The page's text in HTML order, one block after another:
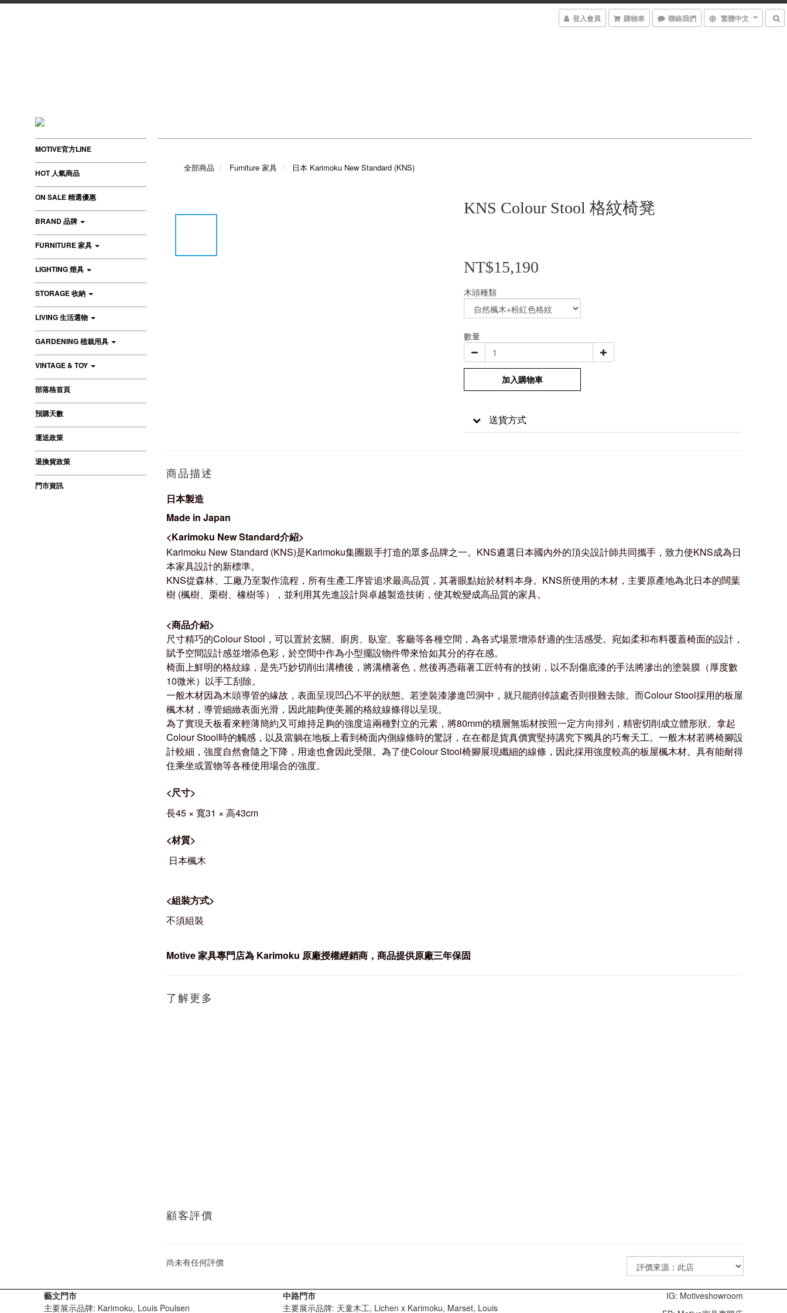
登入會員 購物車 聯絡我們 繁體中文
MOTIVE官方LINE
HOT 人氣商品
ON SALE 精選優惠
BRAND 品牌
FURNITURE 家具
LIGHTING 燈具
STORAGE 收納
LIVING 生活選物
GARDENING 植栽用具
VINTAGE & TOY
部落格首頁
預購天數
運送政策
退換貨政策
門市資訊
全部商品 Furniture 家具 日本 Karimoku New Standard (KNS)
KNS Colour Stool 格紋椅凳
NT$15,190
木頭種類
數量
加入購物車
送貨方式
商品描述
日本製造
Made in Japan
<Karimoku New Standard介紹>
Karimoku New Standard (KNS)是Karimoku集團親手打造的眾多品牌之一。KNS遴選日本國內外的頂尖設計師共同攜手，致力使KNS成為日
本家具設計的新標準。
KNS從森林、工廠乃至製作流程，所有生產工序皆追求最高品質，其著眼點始於材料本身。KNS所使用的木材，主要原產地為北日本的闊葉
樹 (楓樹、栗樹、橡樹等），並利用其先進設計與卓越製造技術，使其蛻變成高品質的家具。
<商品介紹>
尺寸精巧的Colour Stool，可以置於玄關、廚房、臥室、客廳等各種空間，為各式場景增添舒適的生活感受。宛如柔和布料覆蓋椅面的設計，
賦予空間設計感並增添色彩，於空間中作為小型擺設物件帶來恰如其分的存在感。
椅面上鮮明的格紋線，是先巧妙切削出溝槽後，將溝槽著色，然後再憑藉著工匠特有的技術，以不刮傷底漆的手法將滲出的塗裝膜（厚度數
10微米）以手工刮除。
一般木材因為木頭導管的緣故，表面呈現凹凸不平的狀態。若塗裝漆滲進凹洞中，就只能削掉該處否則很難去除。而Colour Stool採用的板屋
楓木材，導管細緻表面光滑，因此能夠使美麗的格紋線條得以呈現。
為了實現天板看來輕薄簡約又可維持足夠的強度這兩種對立的元素，將80mm的積層無垢材按照一定方向排列，精密切削成立體形狀。拿起
Colour Stool時的觸感，以及當躺在地板上看到椅面內側線條時的驚訝，在在都是貨真價實堅持講究下獨具的巧奪天工。 一般木材若將椅腳設
計較細，強度自然會隨之下降，用途也會因此受限。為了使Colour Stool椅腳展現纖細的線條，因此採用強度較高的板屋楓木材。具有能耐得
住乘坐或置物等各種使用場合的強度。
<尺寸>
長45 × 寬31 × 高43cm
<材質>
日本楓木
<組裝方式>
不須組裝
Motive家具專門店為 Karimoku 原廠授權經銷商，商品提供原廠三年保固
了解更多
顧客評價
尚未有任何評價
藝文門市
主要展示品牌: Karimoku, Louis Poulsen
中路門市
主要展示品牌: 天童木工, Lichen x Karimoku, Marset, Louis
IG: Motiveshowroom